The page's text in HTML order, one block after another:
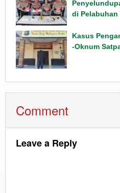
di Pelabuhan
Kasus
-Oknum
Comment
Leave a Reply